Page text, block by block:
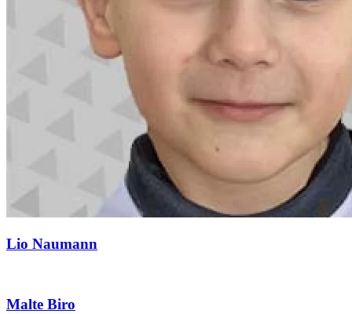
Lio Naumann
Malte Biro